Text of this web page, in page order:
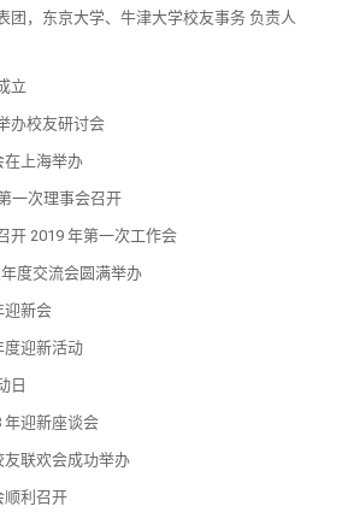
团，东京大学、牛津大学校友事务 负责人
立
办校友研讨会
在上海举办
一次理事会召开
开 2019 年第一次工作会
度交流会圆满举办
迎新会
度迎新活动
日
年迎新座谈会
友联欢会成功举办
顺利召开